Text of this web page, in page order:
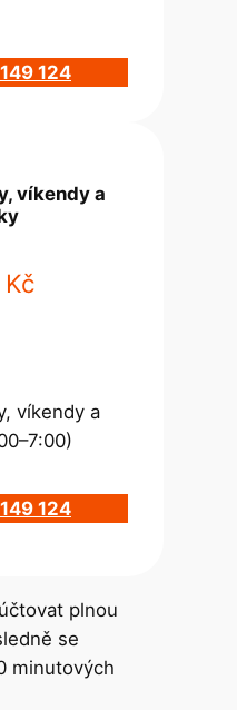
124
víkendy a
víkendy a
124
plnou
se
minutových